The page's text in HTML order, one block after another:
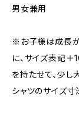
男女兼用
※お子様は成長が
に、サイズ表記
を持たせて、少し
シャツのサイズ寸